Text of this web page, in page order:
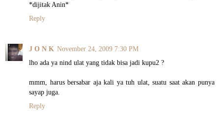
*dijitak Anin*
Reply
J O N K November 24, 2009 7:30 PM
lho ada ya nind ulat yang tidak bisa jadi kupu2 ?
mmm, harus bersabar aja kali ya tuh ulat, suatu saat akan punya
sayap juga.
Reply